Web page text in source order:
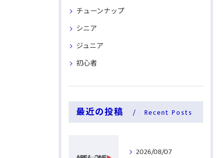
チューンナップ
シニア
ジュニア
初心者
最近の投稿 Recent Posts
2026/08/07